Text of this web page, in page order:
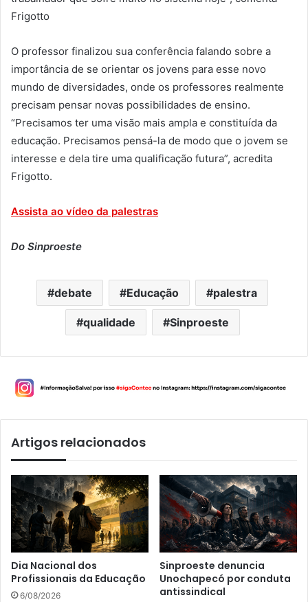
Frigotto
O professor finalizou sua conferência falando sobre a
importância de se orientar os jovens para esse novo
mundo de diversidades, onde os professores realmente
precisam pensar novas possibilidades de ensino.
“Precisamos ter uma visão mais ampla e constituída da
educação. Precisamos pensá-la de modo que o jovem se
interesse e dela tire uma qualificação futura”, acredita
Frigotto.
Assista ao vídeo da palestras
Do Sinproeste
debate Educação palestra
qualidade Sinproeste
Artigos relacionados
Dia Nacional dos
Profissionais da Educação
6/08/2026
Sinproeste denuncia
Unochapecó por conduta
antissindical